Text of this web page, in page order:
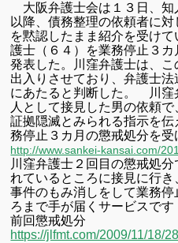
大阪弁護士会は１３日、
以降、債務整理の依頼者に対
を黙認したまま紹介を受けて
護士（６４）を業務停止３カ
発表した。川窪弁護士は、
出入りさせており、弁護士法
にあたると判断した。
川窪
人として接見した男の依頼で
証拠隠滅とみられる指示を
務停止３カ月の懲戒処分を受
http://www.sankei-kansai.com/
川窪弁護士２回目の懲戒処分
れているところに接見に行
事件のもみ消しをして業務停
ろまで手が届くサービスです
前回懲戒処分
https://jlfmt.com/2009/11/18/